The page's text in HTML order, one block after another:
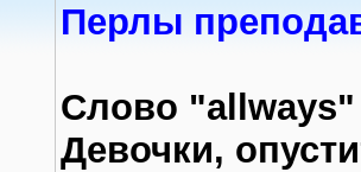
Перлы
Слово "allways"
Девочки,